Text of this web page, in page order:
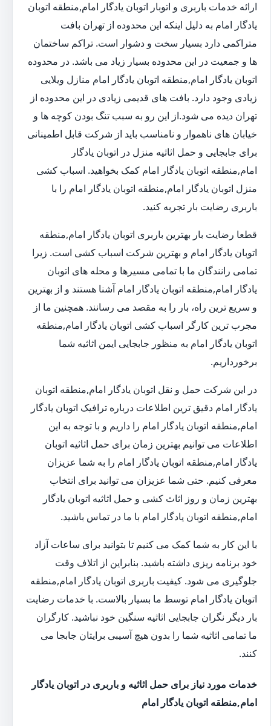
ارائه خدمات باربری و اتوبار اتوبان یادگار امام,منطقه اتوبان
یادگار امام به دلیل اینکه این محدوده از تهران بافت
متراکمی دارد بسیار سخت و دشوار است. تراکم ساختمان
ها و جمعیت در این محدوده بسیار زیاد می باشد. در محدوده
اتوبان یادگار امام,منطقه اتوبان یادگار امام منازل ویلایی
زیادی وجود دارد. بافت های قدیمی زیادی در این محدوده از
تهران دیده می شود.از این رو به سبب تنگ بودن کوچه ها و
خیابان های ناهموار و نامناسب باید از شرکت قابل اطمینانی
برای جابجایی و حمل اثاثیه منزل در اتوبان یادگار
امام,منطقه اتوبان یادگار امام کمک بخواهید. اسباب کشی
منزل اتوبان یادگار امام,منطقه اتوبان یادگار امام را با
باربری رضایت بار تجربه کنید.
قطعا رضایت بار بهترین باربری اتوبان یادگار امام,منطقه
اتوبان یادگار امام و بهترین شرکت اسباب کشی است. زیرا
تمامی رانندگان ما با تمامی مسیرها و محله های اتوبان
یادگار امام,منطقه اتوبان یادگار امام آشنا هستند و از بهترین
و سریع ترین راه، بار را به مقصد می رسانند. همچنین ما از
مجرب ترین کارگر اسباب کشی اتوبان یادگار امام,منطقه
اتوبان یادگار امام به منظور جابجایی ایمن اثاثیه شما
برخورداریم.
در این شرکت حمل و نقل اتوبان یادگار امام,منطقه اتوبان
یادگار امام دقیق ترین اطلاعات درباره ترافیک اتوبان یادگار
امام,منطقه اتوبان یادگار امام را داریم و با توجه به این
اطلاعات می توانیم بهترین زمان برای حمل اثاثیه اتوبان
یادگار امام,منطقه اتوبان یادگار امام را به شما عزیزان
معرفی کنیم. حتی شما عزیزان می توانید برای انتخاب
بهترین زمان و روز اثاث کشی و حمل اثاثیه اتوبان یادگار
امام,منطقه اتوبان یادگار امام با ما در تماس باشید.
با این کار به شما کمک می کنیم تا بتوانید برای ساعات آزاد
خود برنامه ریزی داشته باشید. بنابراین از اتلاف وقت
جلوگیری می شود. کیفیت باربری اتوبان یادگار امام,منطقه
اتوبان یادگار امام توسط ما بسیار بالاست. با خدمات رضایت
بار دیگر نگران جابجایی اثاثیه سنگین خود نباشید. کارگران
ما تمامی اثاثیه شما را بدون هیچ آسیبی برایتان جابجا می
کنند.
خدمات مورد نیاز برای حمل اثاثیه و باربری در اتوبان یادگار
امام,منطقه اتوبان یادگار امام